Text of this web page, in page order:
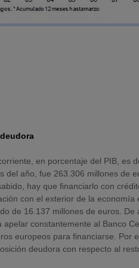
en porcentaje del PIB, es
del año, fue 263.306 millones de
hay que financiarlo con
con el exterior de la economía
de 16.137 millones de euros. De
apelar constantemente al Banco
europeos para financiarse. Por
deudora con respecto al